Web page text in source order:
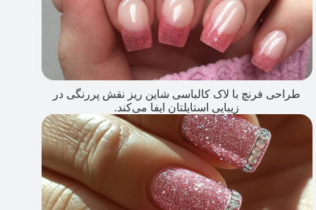
طراحی فرنچ با لاک کالباسی شاین ریز نقش پررنگی در
زیبایی استایلتان ایفا می‌کند.